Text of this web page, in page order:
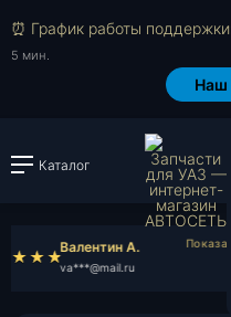
⏰ График работы
5 мин.
Наш
Каталог Войти
Валентин А.
va***@mail.ru